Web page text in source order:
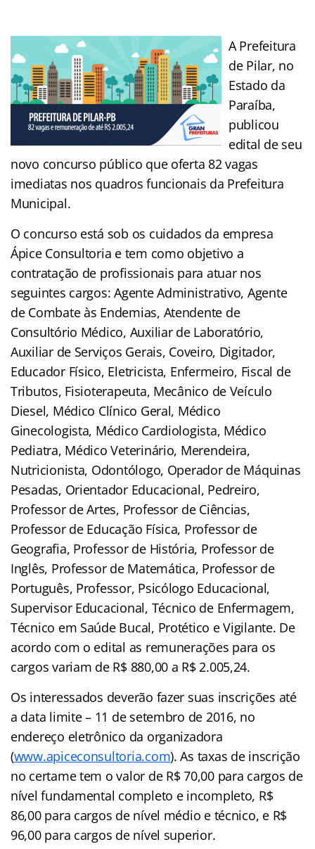
A Prefeitura
de Pilar, no
Estado da
Paraíba,
publicou
edital de seu
novo concurso público que oferta 82 vagas
imediatas nos quadros funcionais da Prefeitura
Municipal.
O concurso está sob os cuidados da empresa
Ápice Consultoria e tem como objetivo a
contratação de profissionais para atuar nos
seguintes cargos: Agente Administrativo, Agente
de Combate às Endemias, Atendente de
Consultório Médico, Auxiliar de Laboratório,
Auxiliar de Serviços Gerais, Coveiro, Digitador,
Educador Físico, Eletricista, Enfermeiro, Fiscal de
Tributos, Fisioterapeuta, Mecânico de Veículo
Diesel, Médico Clínico Geral, Médico
Ginecologista, Médico Cardiologista, Médico
Pediatra, Médico Veterinário, Merendeira,
Nutricionista, Odontólogo, Operador de Máquinas
Pesadas, Orientador Educacional, Pedreiro,
Professor de Artes, Professor de Ciências,
Professor de Educação Física, Professor de
Geografia, Professor de História, Professor de
Inglês, Professor de Matemática, Professor de
Português, Professor, Psicólogo Educacional,
Supervisor Educacional, Técnico de Enfermagem,
Técnico em Saúde Bucal, Protético e Vigilante. De
acordo com o edital as remunerações para os
cargos variam de R$ 880,00 a R$ 2.005,24.
Os interessados deverão fazer suas inscrições até
a data limite – 11 de setembro de 2016, no
endereço eletrônico da organizadora
(www.apiceconsultoria.com). As taxas de inscrição
no certame tem o valor de R$ 70,00 para cargos de
nível fundamental completo e incompleto, R$
86,00 para cargos de nível médio e técnico, e R$
96,00 para cargos de nível superior.